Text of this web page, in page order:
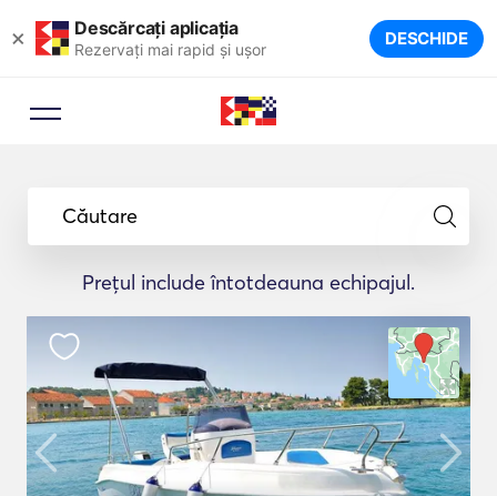
× Descărcați aplicația
Rezervați mai rapid și ușor DESCHIDE
Căutare
Prețul include întotdeauna echipajul.